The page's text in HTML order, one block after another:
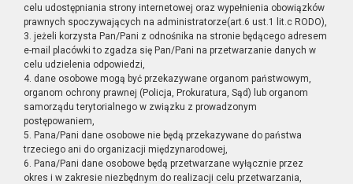
celu udostępniania strony internetowej oraz wypełnienia obowiązków
prawnych spoczywających na administratorze(art.6 ust.1 lit.c RODO),
3. jeżeli korzysta Pan/Pani z odnośnika na stronie będącego adresem
e-mail placówki to zgadza się Pan/Pani na przetwarzanie danych w
celu udzielenia odpowiedzi,
4. dane osobowe mogą być przekazywane organom państwowym,
organom ochrony prawnej (Policja, Prokuratura, Sąd) lub organom
samorządu terytorialnego w związku z prowadzonym
postępowaniem,
5. Pana/Pani dane osobowe nie będą przekazywane do państwa
trzeciego ani do organizacji międzynarodowej,
6. Pana/Pani dane osobowe będą przetwarzane wyłącznie przez
okres i w zakresie niezbędnym do realizacji celu przetwarzania,